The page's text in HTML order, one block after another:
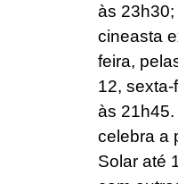
às
cineasta
feira,
12,
às
celebra a
Solar até